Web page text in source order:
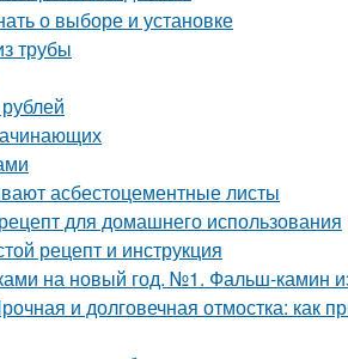
о выборе и установке
трубы
асбестоцементные листы
для домашнего использования
рецепт и инструкция
на новый год. №1. Фальш-камин
и долговечная отмостка: как